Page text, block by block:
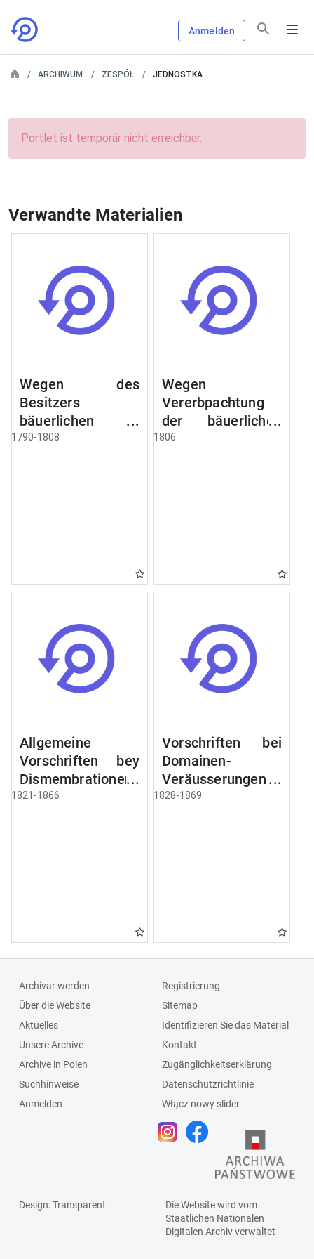
Anmelden
ARCHIWUM ZESPÓŁ JEDNOSTKA
Portlet ist temporär nicht erreichbar.
Verwandte Materialien
Wegen des
Besitzers
bäuerlichen
Grundstücke, den
1790-1808
Wegen
Vererbpachtung
der bäuerlichen
Grundstücke und
1806
Allgemeine
Vorschriften bey
Dismembrationen
Domainen-
1821-1866
Vorschriften bei
Domainen-
Veräusserungen
und
1828-1869
Archivar werden
Über die Website
Aktuelles
Unsere Archive
Archive in Polen
Suchhinweise
Anmelden
Registrierung
Sitemap
Identifizieren Sie das Material
Kontakt
Zugänglichkeitserklärung
Datenschutzrichtlinie
Włącz nowy slider
Design: Transparent
Die Website wird vom
Staatlichen Nationalen
Digitalen Archivverwaltet